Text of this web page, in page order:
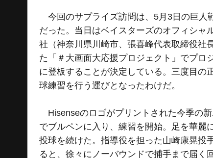
今回のサプライズ訪問は、5月3日の巨人
だった。当日はベイスターズのオフィシャ
社（神奈川県川崎市、張喜峰代表取締役社
た「＃大画面大応援プロジェクト」でプロ
に登板することが決定している。三度目の
球練習を行う運びとなったわけだ。
Hisenseのロゴがプリントされた今季の
でブルペンに入り、練習を開始。足を華麗
投球を続けた。指導役を担った山崎康晃投
ると、徐々にノーバウンドで捕手まで届く